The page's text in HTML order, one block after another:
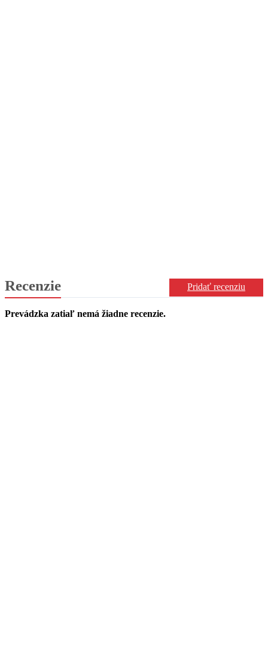
Recenzie Pridať recenziu
Prevádzka zatiaľ nemá žiadne recenzie.